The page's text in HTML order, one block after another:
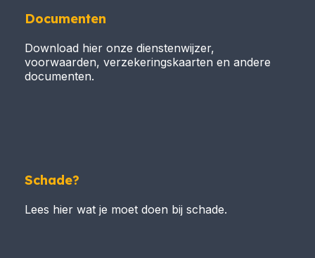
Documenten
Download hier onze dienstenwijzer,
voorwaarden, verzekeringskaarten en andere
documenten.
Schade?
Lees hier wat je moet doen bij schade.